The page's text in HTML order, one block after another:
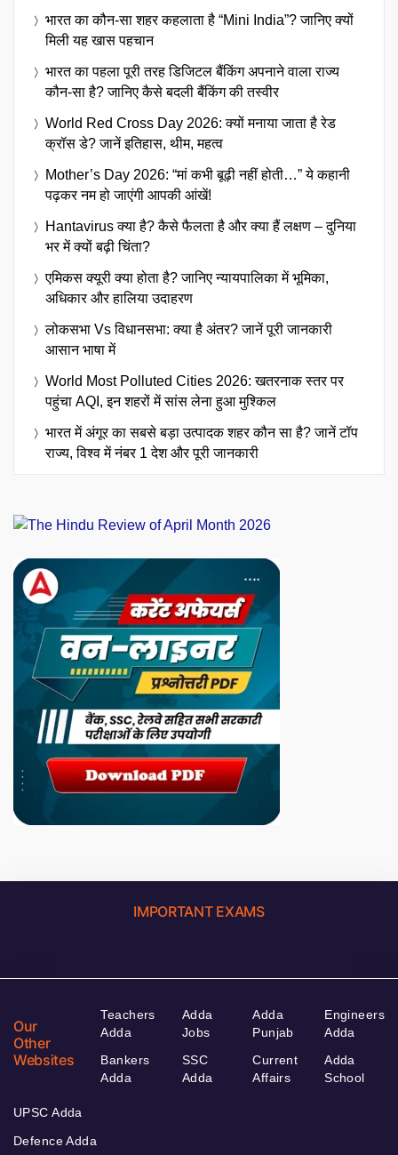
भारत का कौन-सा शहर कहलाता है “Mini India”? जानिए क्यों
मिली यह खास पहचान
भारत का पहला पूरी तरह डिजिटल बैंकिंग अपनाने वाला राज्य
कौन-सा है? जानिए कैसे बदली बैंकिंग की तस्वीर
World Red Cross Day 2026: क्यों मनाया जाता है रेड
क्रॉस डे? जानें इतिहास, थीम, महत्व
Mother’s Day 2026: “मां कभी बूढ़ी नहीं होती…” ये कहानी
पढ़कर नम हो जाएंगी आपकी आंखें!
Hantavirus क्या है? कैसे फैलता है और क्या हैं लक्षण – दुनिया
भर में क्यों बढ़ी चिंता?
एमिकस क्यूरी क्या होता है? जानिए न्यायपालिका में भूमिका,
अधिकार और हालिया उदाहरण
लोकसभा Vs विधानसभा: क्या है अंतर? जानें पूरी जानकारी
आसान भाषा में
World Most Polluted Cities 2026: खतरनाक स्तर पर
पहुंचा AQI, इन शहरों में सांस लेना हुआ मुश्किल
भारत में अंगूर का सबसे बड़ा उत्पादक शहर कौन सा है? जानें टॉप
राज्य, विश्व में नंबर 1 देश और पूरी जानकारी
IMPORTANT EXAMS
Our
Other
Websites
Teachers
Adda
Bankers
Adda
Adda
Jobs
SSC
Adda
Adda
Punjab
Current
Affairs
Engineers
Adda
Adda
School
UPSC Adda
Defence Adda